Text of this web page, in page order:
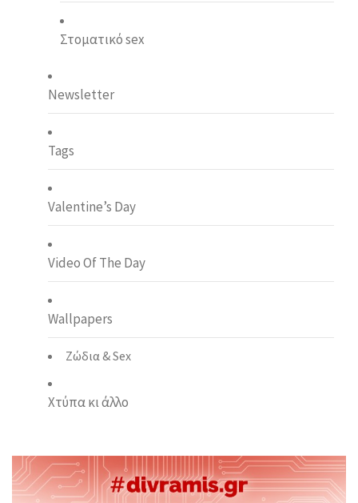
Στοματικό sex
Newsletter
Tags
Valentine’s Day
Video Of The Day
Wallpapers
Ζώδια & Sex
Χτύπα κι άλλο